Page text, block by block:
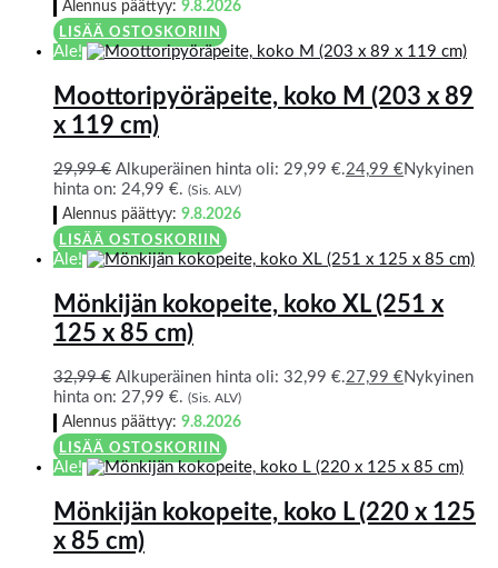
Alennus päättyy: 9.8.2026
LISÄÄ OSTOSKORIIN
Ale!
Moottoripyöräpeite, koko M (203 x 89
x 119 cm)
29,99€ Alkuperäinen hinta oli: 29,99 €.24,99 €Nykyinen
hinta on: 24,99 €. (Sis. ALV)
Alennus päättyy: 9.8.2026
LISÄÄ OSTOSKORIIN
Ale!
Mönkijän kokopeite, koko XL (251 x
125 x 85 cm)
32,99€ Alkuperäinen hinta oli: 32,99 €.27,99 €Nykyinen
hinta on: 27,99 €. (Sis. ALV)
Alennus päättyy: 9.8.2026
LISÄÄ OSTOSKORIIN
Ale!
Mönkijän kokopeite, koko L (220 x 125
x 85 cm)